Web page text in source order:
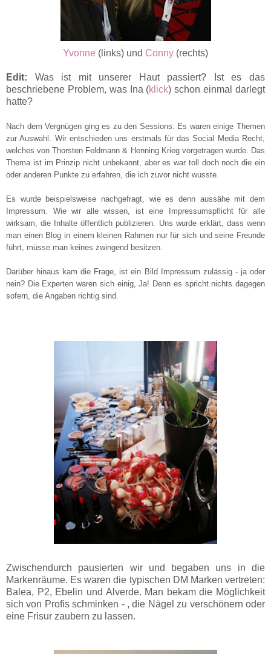
Yvonne (links) und Conny (rechts)
Edit: Was ist mit unserer Haut passiert? Ist es das
beschriebene Problem, was Ina (klick) schon einmal darlegt
hatte?
Nach dem Vergnügen ging es zu den Sessions. Es waren einige Themen
zur Auswahl. Wir entschieden uns erstmals für das Social Media Recht,
welches von Thorsten Feldmann & Henning Krieg vorgetragen wurde. Das
Thema ist im Prinzip nicht unbekannt, aber es war toll doch noch die ein
oder anderen Punkte zu erfahren, die ich zuvor nicht wusste.
Es wurde beispielsweise nachgefragt, wie es denn aussähe mit dem
Impressum. Wie wir alle wissen, ist eine Impressumspflicht für alle
wirksam, die Inhalte öffentlich publizieren. Uns wurde erklärt, dass wenn
man einen Blog in einem kleinen Rahmen nur für sich und seine Freunde
führt, müsse man keines zwingend besitzen.
Darüber hinaus kam die Frage, ist ein Bild Impressum zulässig - ja oder
nein? Die Experten waren sich einig, Ja! Denn es spricht nichts dagegen
sofern, die Angaben richtig sind.
Zwischendurch pausierten wir und begaben uns in die
Markenräume. Es waren die typischen DM Marken vertreten:
Balea, P2, Ebelin und Alverde. Man bekam die Möglichkeit
sich von Profis schminken - , die Nägel zu verschönern oder
eine Frisur zaubern zu lassen.